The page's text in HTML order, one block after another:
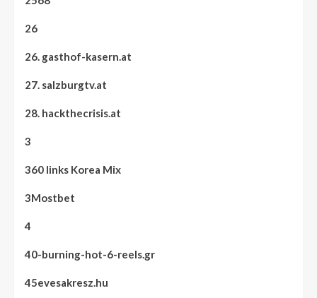
26
26. gasthof-kasern.at
27. salzburgtv.at
28. hackthecrisis.at
3
360 links Korea Mix
3Mostbet
4
40-burning-hot-6-reels.gr
45evesakresz.hu